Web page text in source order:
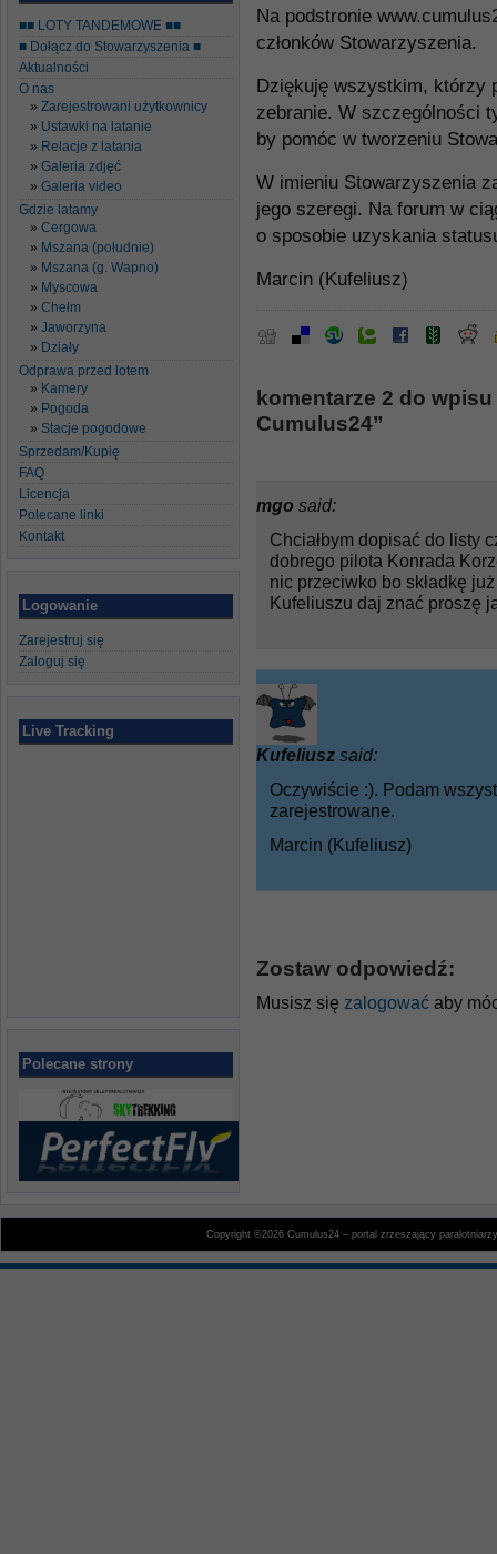
■■ LOTY TANDEMOWE ■■
■ Dołącz do Stowarzyszenia ■
Aktualności
O nas
Zarejestrowani użytkownicy
Ustawki na latanie
Relacje z latania
Galeria zdjęć
Galeria video
Gdzie latamy
Cergowa
Mszana (południe)
Mszana (g. Wapno)
Myscowa
Chełm
Jaworzyna
Działy
Odprawa przed lotem
Kamery
Pogoda
Stacje pogodowe
Sprzedam/Kupię
FAQ
Licencja
Polecane linki
Kontakt
Logowanie
Zarejestruj się
Zaloguj się
Live Tracking
Polecane strony
Na podstronie
członków Stowarzyszenia.
Dziękuję wszystkim, którzy
zebranie. W szczególności
by pomóc w tworzeniu
W imieniu Stowarzyszenia
jego szeregi. Na forum w
o sposobie uzyskania
Marcin (Kufeliusz)
komentarze 2 do
Cumulus24”
mgo said:
Chciałbym dopisać do listy
dobrego pilota Konrada
nic przeciwko bo składkę
Kufeliuszu daj znać proszę
Kufeliusz said:
Oczywiście :). Podam
zarejestrowane.
Marcin (Kufeliusz)
Zostaw odpowiedź:
Musisz się zalogować aby
Copyright ©2026 Cumulus24 – portal zrzeszający